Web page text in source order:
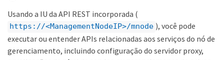
Usando a IU da API REST incorporada (
https://<ManagementNodeIP>/mnode ), você pode
executar ou entender APIs relacionadas aos serviços do nó de
gerenciamento, incluindo configuração do servidor proxy,